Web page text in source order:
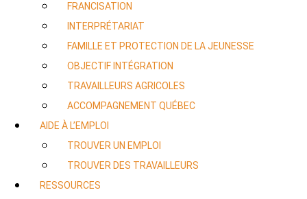
FRANCISATION
INTERPRÉTARIAT
FAMILLE ET PROTECTION DE LA JEUNESSE
OBJECTIF INTÉGRATION
TRAVAILLEURS AGRICOLES
ACCOMPAGNEMENT QUÉBEC
AIDE À L’EMPLOI
TROUVER UN EMPLOI
TROUVER DES TRAVAILLEURS
RESSOURCES